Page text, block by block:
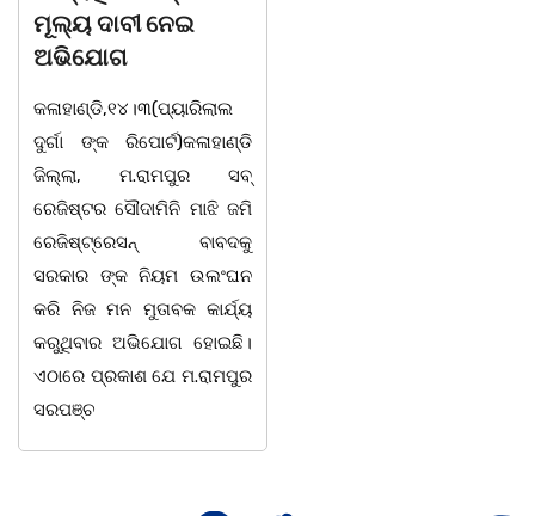
ଦାବୀ ନେଇ
ଙ୍କ ରିପୋର୍ଟ)କଳାହାଣ୍ଡି
ମ.ରାମପୁର ସବ୍
ସୌଦାମିନି ମାଝି ଜମି
ବାବଦକୁ
ଙ୍କ ନିୟମ ଉଲଂଘନ
ମନ ମୁତାବକ କାର୍ଯ୍ୟ
ଅଭିଯୋଗ ହୋଇଛି।
ପ୍ରକାଶ ଯେ ମ.ରାମପୁର
ସମ୍ପର୍କରେ କୌଣସି ସୂତ୍ରରୁ
ସୂଚନା ପାଇ କଳାହାଣ୍ଡି ଉତ୍ତର
ବନଖଣ୍ଡ ଅଧୀନ କେଗାଁ ରେଞ୍ଜର
ବନ କର୍ମଚାରୀ ମାନେ ଗରଗାବ
ସେକ୍ସନ ଅଧୀନ କାନ୍ଦୁଲଝର